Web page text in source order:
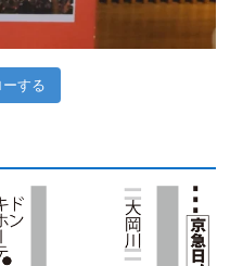
ーする